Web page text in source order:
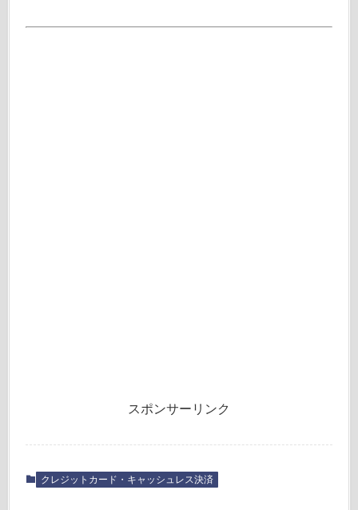
スポンサーリンク
クレジットカード・キャッシュレス決済